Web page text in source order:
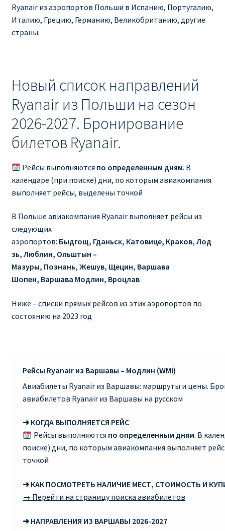
Ryanair Испания
Ryanair направления, акции
Ryanair онлайн регистрация
Ryanair ошибка в фамилии, имени
Ryanair пересадки
Ryanair Польша
RYANAIR ПОРТУГАЛИЯ
RYANAIR ПОСАДОЧНЫЙ ТАЛОН – BOARDING PASS
Ryanair Россия
RYANAIR УКРАИНА | АВИАБИЛЕТЫ ОТ €15
Ryanair Україна из Киева, Одессы, Львова, Харькова,
RYANAIR.COM НА РУССКОМ – кнфтфшкюсщь
Авиабилеты Ryanair на Тенерифе от €15
АВИАБИЛЕТЫ RYANAIR ОТ € 12
Ryanair из аэропортов Польши в Испанию, Португалию,
Италию, Грецию, Германию, Великобританию, другие
страны.
Новый список направлений
Ryanair из Польши на сезон
2026-2027. Бронирование
билетов Ryanair.
Рейсы выполняются по определенным дням. В
календаре (при поиске) дни, по которым авиакомпания
выполняет рейсы, выделены точкой
В Польше авиакомпания Ryanair выполняет рейсы из
следующих
аэропортов: Быдгощ, Гданьск, Катовице, Краков, Лод
зь, Люблин, Ольштын –
Мазуры, Познань, Жешув, Щецин, Варшава
Шопен, Варшава Модлин, Вроцлав
Ниже – списки прямых рейсов из этих аэропортов по
состоянию на 2023 год
Рейсы Ryanair из Варшавы – Модлин (WMI)
Авиабилеты Ryanair из Варшавы: маршруты и цены.
авиабилетов Ryanair из Варшавы на русском
➜ КОГДА ВЫПОЛНЯЕТСЯ РЕЙС
Рейсы выполняются по определенным дням. В
поиске) дни, по которым авиакомпания выполняет
точкой
➜ КАК ПОСМОТРЕТЬ НАЛИЧИЕ МЕСТ, СТОИМОСТЬ И
→ Перейти на страницу поиска авиабилетов
➜ НАПРАВЛЕНИЯ ИЗ ВАРШАВЫ 2026-2027